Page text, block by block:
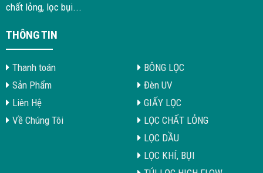
chất lỏng, lọc bụi...
THÔNG TIN
Thanh toán
Sản Phẩm
Liên Hệ
Về Chúng Tôi
BÔNG LỌC
Đèn UV
GIẤY LỌC
LỌC CHẤT LỎNG
LỌC DẦU
LỌC KHÍ, BỤI